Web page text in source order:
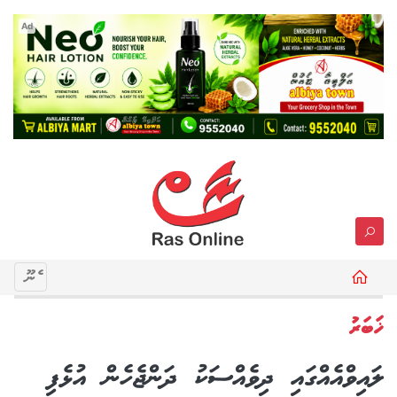
Ad
މެނޫ
ޚަބަރު
ލައިވްއެއްގައި ދިވެއްސަކު ދަންޖެހެން އުޅެފި